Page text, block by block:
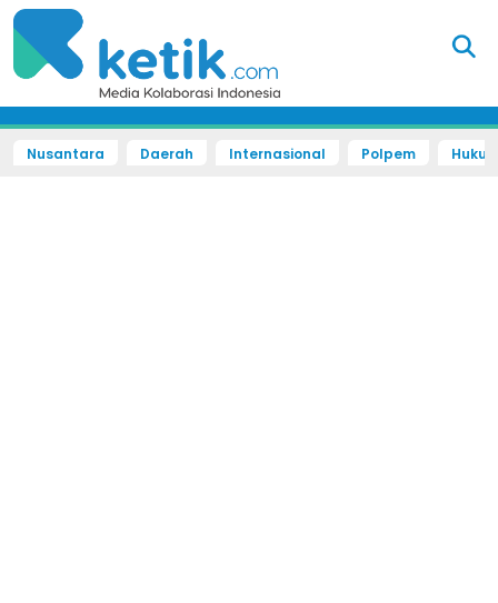
Nusantara Daerah Internasional Polpem